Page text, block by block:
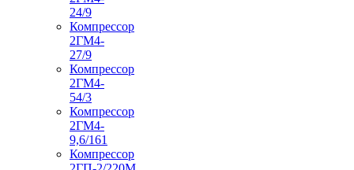
24/9
Компрессор
2ГМ4-
27/9
Компрессор
2ГМ4-
54/3
Компрессор
2ГМ4-
9,6/161
Компрессор